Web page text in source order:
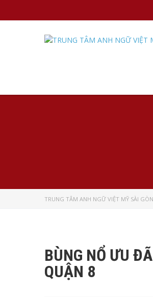
TRUNG TÂM ANH NGỮ VIỆT MỸ SÀI GÒN
BÙNG NỔ ƯU
QUẬN 8